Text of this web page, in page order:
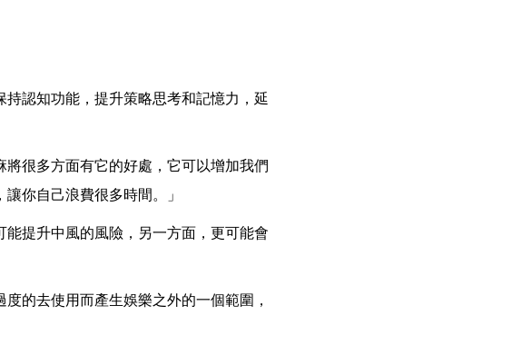
認知功能，提升策略思考和記憶力，延
很多方面有它的好處，它可以增加我們
你自己浪費很多時間。」
提升中風的風險，另一方面，更可能會
的去使用而產生娛樂之外的一個範圍，